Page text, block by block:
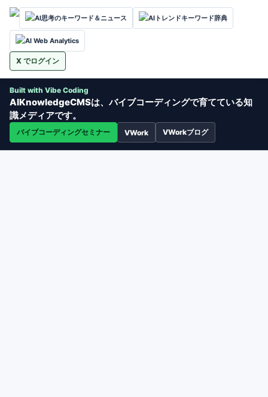
AI思考のキーワード＆ニュース AIトレンドキーワード辞典
AI Web Analytics
X でログイン
Built with Vibe Coding
AIKnowledgeCMSは、バイブコーディングで育てている知
識メディアです。
バイブコーディングセミナー VWork VWorkブログ